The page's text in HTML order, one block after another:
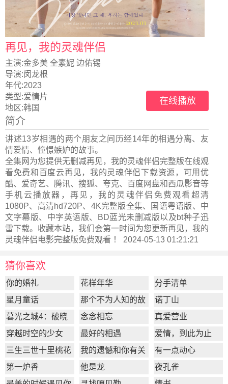
再见，我的灵魂伴侣
主演:金多美 全素妮 边佑锡
导演:闵龙根
年代:2023
类型:爱情片
地区:韩国
在线播放
简介
讲述13岁相遇的两个朋友之间历经14年的相遇分离、友
情爱情、憧憬嫉妒的故事。
全集网为您提供无删减再见，我的灵魂伴侣完整版在线观
看免费和百度云再见，我的灵魂伴侣下载资源，可用优
酷、爱奇艺、腾讯、搜狐、夸克、百度网盘和西瓜影音等
手机云播放器，再见，我的灵魂伴侣免费观看超清
1080P、高清hd720P、4K完整版全集、国语粤语版、中
文字幕版、中字英语版、BD蓝光未删减版以及bt种子迅
雷下载。收藏本站，我们会第一时间为您更新再见，我的
灵魂伴侣电影完整版免费观看 ！ 2024-05-13 01:21:21
猜你喜欢
你的婚礼 花样年华
分手清单
星月童话
那个不为人知的故
事
诺丁山
暮光之城4：破晓
上
念念相忘
真爱营业
穿越时空的少女
最好的相遇
爱情，到此为止
三生三世十里桃花
我的遗憾和你有关
有一点动心
第一炉香
他是龙
夜孔雀